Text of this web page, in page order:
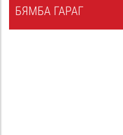
БЯМБА ГАРАГ